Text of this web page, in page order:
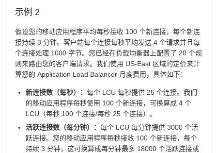
示例 2
假设您的移动应用程序平均每秒接收 100 个新连接，每个新连
接持续 3 分钟。客户端每个连接每秒平均发送 4 个请求并且每
个连接处理 1000 字节。您已经在负载均衡器上配置了 20 个规
则来路由您的客户端请求。我们使用 US-East 区域的定价来计
算您的 Application Load Balancer 月度费用，具体如下：
新连接数（每秒）： 每个 LCU 每秒提供 25 个连接。我们
的移动应用程序每秒使用 100 个新连接，可换算成 4 个
LCU（每秒 100 个连接/每秒 25 个连接）。
活跃连接数（每分钟）： 每个 LCU 每分钟提供 3000 个活
跃连接。您的移动应用程序每秒接收 100 个新连接，每个
持续 3 分钟，这可换算成每分钟最多 18000 个活跃连接或